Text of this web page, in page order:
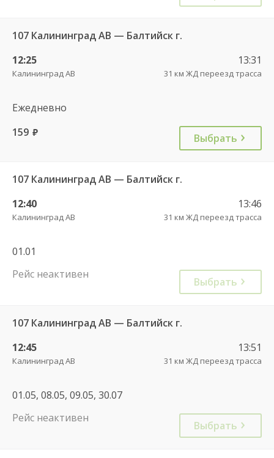
107 Калининград АВ — Балтийск г.
12:25
Калининград АВ
13:31
31 км ЖД переезд трасса
Ежедневно
159 руб. Выбрать
107 Калининград АВ — Балтийск г.
12:40
Калининград АВ
13:46
31 км ЖД переезд трасса
01.01
Рейс неактивен
Выбрать
107 Калининград АВ — Балтийск г.
12:45
Калининград АВ
13:51
31 км ЖД переезд трасса
01.05, 08.05, 09.05, 30.07
Рейс неактивен
Выбрать